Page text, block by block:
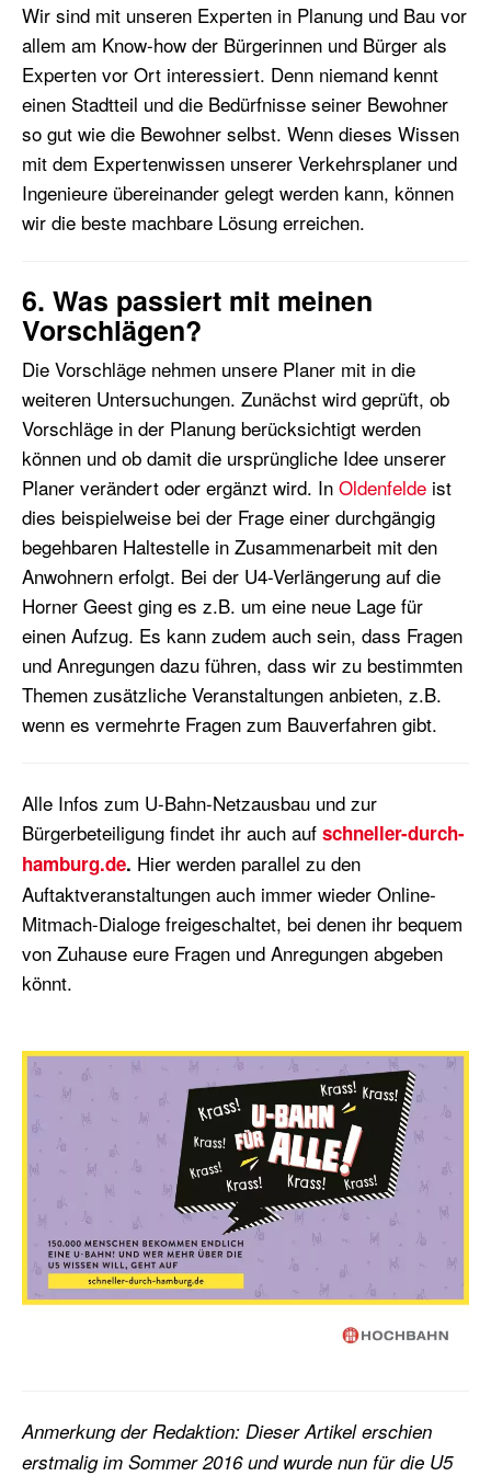
Wir sind mit unseren Experten in Planung und Bau vor
allem am Know-how der Bürgerinnen und Bürger als
Experten vor Ort interessiert. Denn niemand kennt
einen Stadtteil und die Bedürfnisse seiner Bewohner
so gut wie die Bewohner selbst. Wenn dieses Wissen
mit dem Expertenwissen unserer Verkehrsplaner und
Ingenieure übereinander gelegt werden kann, können
wir die beste machbare Lösung erreichen.
6. Was passiert mit meinen
Vorschlägen?
Die Vorschläge nehmen unsere Planer mit in die
weiteren Untersuchungen. Zunächst wird geprüft, ob
Vorschläge in der Planung berücksichtigt werden
können und ob damit die ursprüngliche Idee unserer
Planer verändert oder ergänzt wird. In Oldenfelde ist
dies beispielweise bei der Frage einer durchgängig
begehbaren Haltestelle in Zusammenarbeit mit den
Anwohnern erfolgt. Bei der U4-Verlängerung auf die
Horner Geest ging es z.B. um eine neue Lage für
einen Aufzug. Es kann zudem auch sein, dass Fragen
und Anregungen dazu führen, dass wir zu bestimmten
Themen zusätzliche Veranstaltungen anbieten, z.B.
wenn es vermehrte Fragen zum Bauverfahren gibt.
Alle Infos zum U-Bahn-Netzausbau und zur
Bürgerbeteiligung findet ihr auch auf schneller-durch-
hamburg.de. Hier werden parallel zu den
Auftaktveranstaltungen auch immer wieder Online-
Mitmach-Dialoge freigeschaltet, bei denen ihr bequem
von Zuhause eure Fragen und Anregungen abgeben
könnt.
Anmerkung der Redaktion: Dieser Artikel erschien
erstmalig im Sommer 2016 und wurde nun für die U5